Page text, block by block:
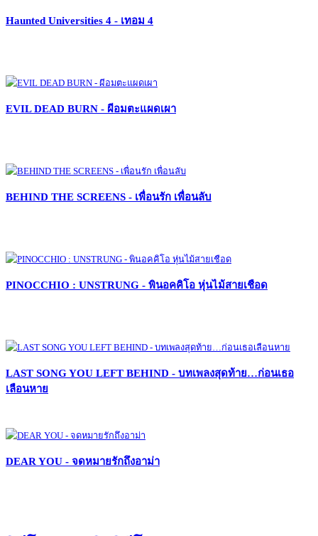
Haunted Universities 4 - เทอม 4
EVIL DEAD BURN - ผีอมตะแผดเผา
BEHIND THE SCREENS - เพื่อนรัก เพื่อนลับ
PINOCCHIO : UNSTRUNG - พินอคคิโอ หุ่นไม้สายเชือด
LAST SONG YOU LEFT BEHIND - บทเพลงสุดท้าย…ก่อนเธอ
เลือนหาย
DEAR YOU - จดหมายรักถึงอาม่า